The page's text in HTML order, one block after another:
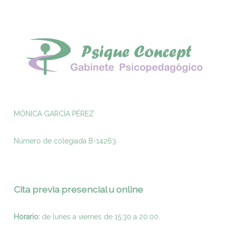
MÓNICA GARCÍA PÉREZ
Número de colegiada B-14263.
Cita previa presencial u online
Horario:de lunes a viernes de 15:30 a 20:00.